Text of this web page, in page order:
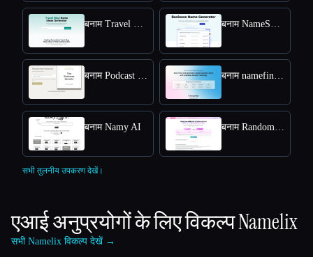
बनाम Namy AI
सभी तुलनीय उपकरण देखें।
एआई अनुप्रयोगों के लिए विकल्पNamelix
सभी Namelix विकल्प देखें →